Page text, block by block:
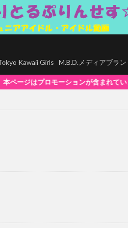
Kawaii Girls M.B.D.メディアブラン
ョンが含まれています。【お菓子系は